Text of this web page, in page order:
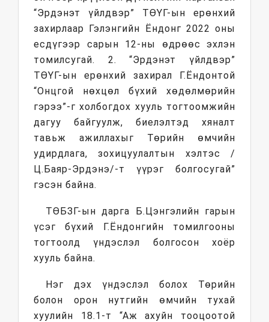
“Эрдэнэт үйлдвэр” ТӨҮГ-ын ерөнхий
захирлаар Гэлэнгийн Ёндонг 2022 оны
есдүгээр сарын 12-ны өдрөөс эхлэн
томилсугай. 2. “Эрдэнэт үйлдвэр”
ТӨҮГ-ын ерөнхий захирал Г.Ёндонтой
“Онцгой нөхцөл бүхий хөдөлмөрийн
гэрээ”-г холбогдох хууль тогтоомжийн
дагуу байгуулж, биелэлтэд хяналт
тавьж ажиллахыг Төрийн өмчийн
удирдлага, зохицуулалтын хэлтэс /
Ц.Баяр-Эрдэнэ/-т үүрэг болгосугай”
гэсэн байна.
ТӨБЗГ-ын дарга Б.Цэнгэлийн гарын
үсэг бүхий Г.Ёндонгийн томилгооны
тогтоолд үндэслэл болгосон хоёр
хууль байна.
Нэг дэх үндэслэл болох Төрийн
болон орон нутгийн өмчийн тухай
хуулийн 18.1-т “Аж ахуйн тооцоотой